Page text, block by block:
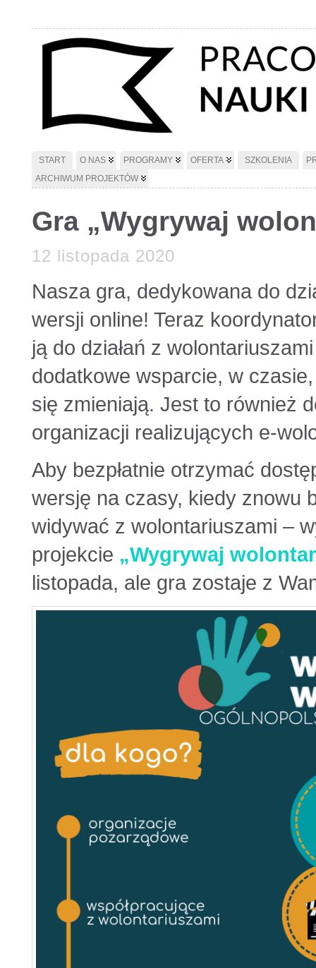
START O NAS PROGRAMY OFERTA SZKOLENIA
ARCHIWUM PROJEKTÓW
Gra „Wygrywaj
12 listopada 2020
Nasza gra, dedykowana do
wersji online! Teraz
ją do działań z
dodatkowe wsparcie, w
się zmieniają. Jest to również
organizacji realizujących e-
Aby bezpłatnie otrzymać
wersję na czasy, kiedy znowu
widywać z wolontariuszami –
projekcie „Wygrywaj
listopada, ale gra zostaje z